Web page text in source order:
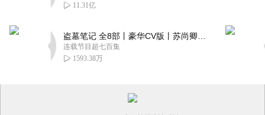
11.31亿
连载节目超七百集
1593.38万